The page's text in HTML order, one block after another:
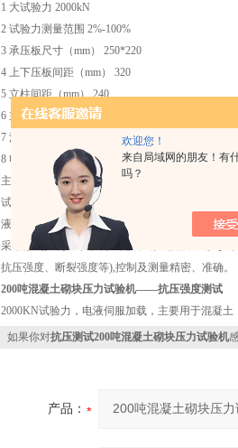
欢迎您！
来自局域网的朋友！有
吗？
1 大试验力 2000kN
2 试验力测量范围 2%-100%
3 承压板尺寸（mm） 250*220
4 上下压板间距（mm） 320
5 立柱间距（mm） 240
6 主机外形尺寸（mm） 约550*550*1500
7 油源外形尺寸(mm) 约1100*750*1000
8 电机功率（kW） 三相380V
主要介绍：
试验机主机整体精铸,油缸下置，安装试样方便，
液压伺服加载系统,采用*液压泵机组及原装液压
采用微机控制显示系统，完成试验过程中试验参
抗压强度、断裂强度等),控制及测量精密、准确。
200吨混凝土砌块压力试验机——抗压强度测试
2000KN试验力，电液伺服加载，主要用于混凝土
如果你对抗压测试200吨混凝土砌块压力试验机
产品：